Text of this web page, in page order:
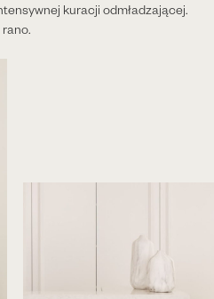
kuracji odmładzającej.